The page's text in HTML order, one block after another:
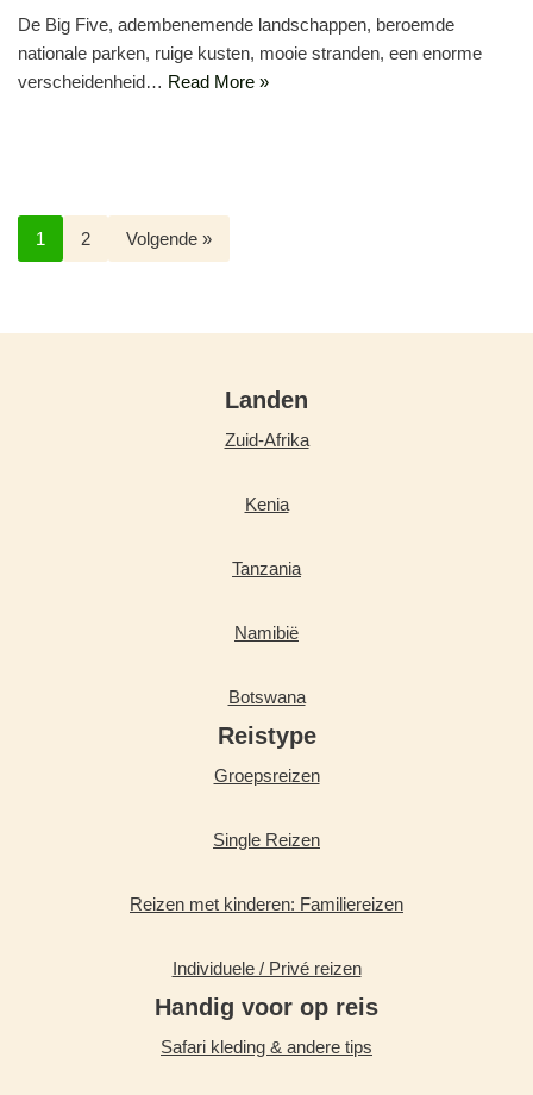
De Big Five, adembenemende landschappen, beroemde
nationale parken, ruige kusten, mooie stranden, een enorme
verscheidenheid… Read More »
1 2 Volgende »
Landen
Zuid-Afrika
Kenia
Tanzania
Namibië
Botswana
Reistype
Groepsreizen
Single Reizen
Reizen met kinderen: Familiereizen
Individuele / Privé reizen
Handig voor op reis
Safari kleding & andere tips